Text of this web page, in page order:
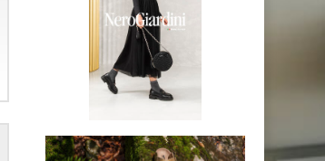
LE TIROLESI